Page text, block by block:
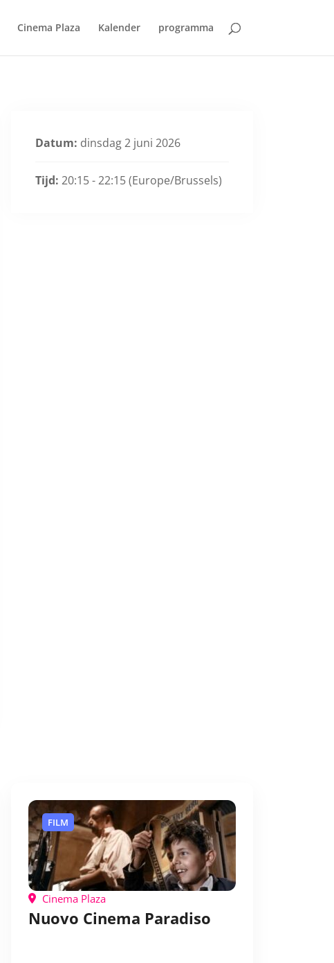
Cinema Plaza Kalender programma
Datum: dinsdag 2 juni 2026
Tijd: 20:15 - 22:15(Europe/Brussels)
FILM
Cinema Plaza
Nuovo Cinema Paradiso